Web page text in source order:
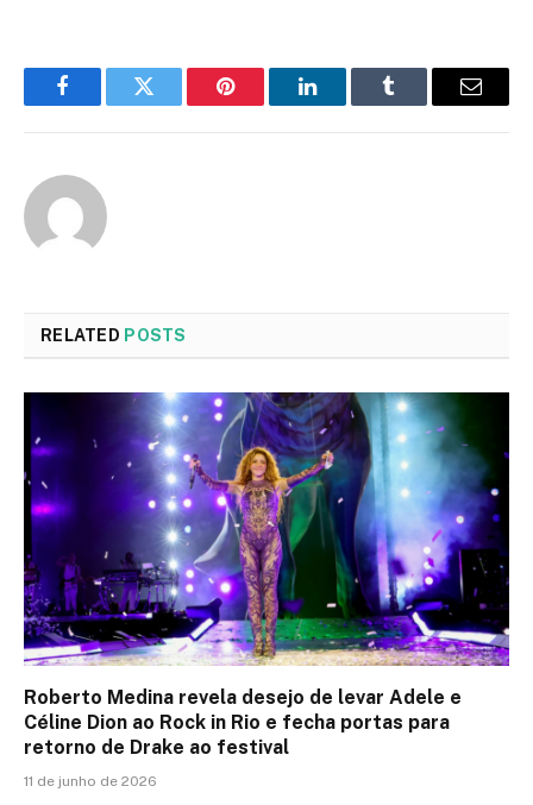
FacebookTwitter Pinterest LinkedInTumblr Email
RELATED POSTS
Roberto Medina revela desejo de levar Adele e
Céline Dion ao Rock in Rio e fecha portas para
retorno de Drake ao festival
11 de junho de 2026